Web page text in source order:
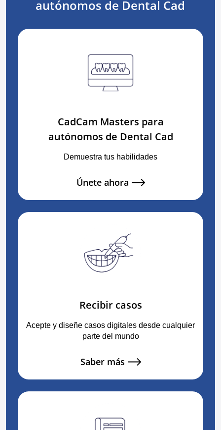
autónomos de Dental Cad
CadCam Masters para
autónomos de Dental Cad
Demuestra tus habilidades
Únete ahora
Recibir casos
Acepte y diseñe casos digitales desde cualquier
parte del mundo
Saber más